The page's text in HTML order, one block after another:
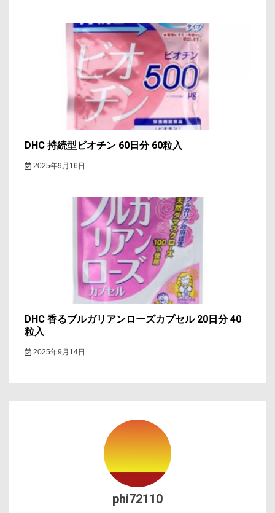
DHC 持続型ビオチン 60日分 60粒入
2025年9月16日
DHC 香るブルガリアンローズカプセル 20日分 40
粒入
2025年9月14日
phi72110